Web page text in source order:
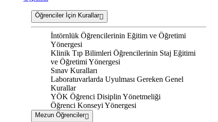
Öğrenciler İçin Kurallar
İntörnlük Öğrencilerinin Eğitim ve Öğretimi
Yönergesi
Klinik Tıp Bilimleri Öğrencilerinin Staj Eğitimi
ve Öğretimi Yönergesi
Sınav Kuralları
Laboratuvarlarda Uyulması Gereken Genel
Kurallar
YÖK Öğrenci Disiplin Yönetmeliği
Öğrenci Konseyi Yönergesi
Mezun Öğrenciler